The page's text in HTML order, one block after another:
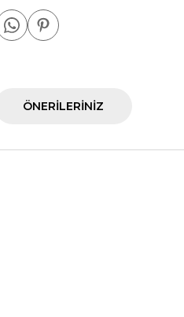
ÖNERILERINIZ